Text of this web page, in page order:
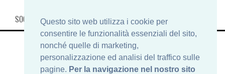
Questo sito web utilizza i cookie per
consentire le funzionalità essenziali del sito,
nonché quelle di marketing,
personalizzazione ed analisi del traffico sulle
pagine. Per la navigazione nel nostro sito
SOCIAL, INFO & SHOP